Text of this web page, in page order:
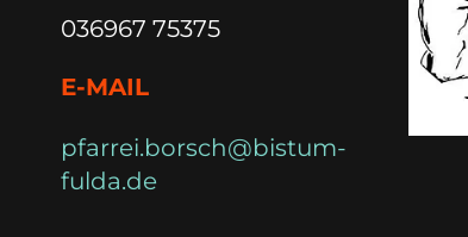
036967 75375
E-MAIL
pfarrei.borsch@bistum-
fulda.de